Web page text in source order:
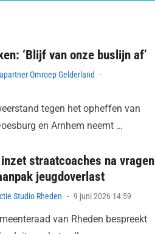
‘Blijf van onze buslijn af’
Omroep Gelderland
tegen het opheffen van
en Arnhem neemt …
straatcoaches na vragen
jeugdoverlast
Studio Rheden
Posted
9 juni 2026 14:59
van Rheden bespreekt